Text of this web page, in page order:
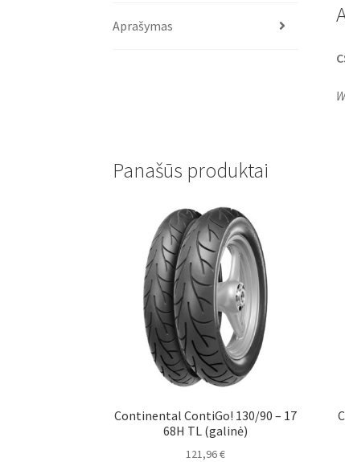
Aprašymas
Panašūs produktai
Continental ContiGo! 130/90 – 17
68H TL (galinė)
121,96€